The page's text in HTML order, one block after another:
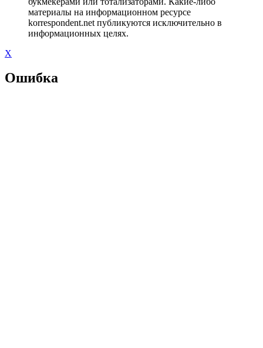
материалы на информационном ресурсе
korrespondent.net публикуются исключительно в
информационных целях.
X
Ошибка